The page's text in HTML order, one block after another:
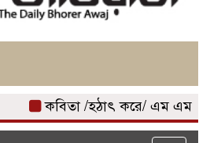
কবিতা /হঠাৎ করে/ এম এম